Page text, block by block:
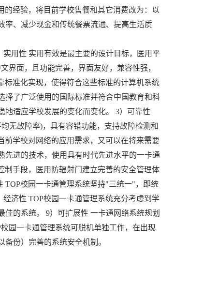
的经验，将目前学校售餐和其它消费改为：以
率、减少现金和传统餐票流通、提高生活质
性 实用有效是最主要的设计目标，
医用平
界面，且功能完善，界面友好，兼容性强，
标准化实现，使得符合这些标准的计算机系统
择了广泛使用的国际标准并符合中国教育和科
适应学校发展的变化而变化。 3）可靠性
无故障率)，具有容错功能，支持故障检测和
前学校对网络的应用需求，又可以在将来需要
进的技术，使用具有时代先进水平的一卡通
手段，
医用防辐射门 建立完善的安全管理体
TOP校园一卡通管理系统坚持"三统一"，即统
济性 TOP校园一卡通管理系统充分考虑到学
的系统。 9）可扩展性 一卡通网络系统规划
园一卡通管理系统可脱机单独工作，在出现
份）完善的系统安全机制。